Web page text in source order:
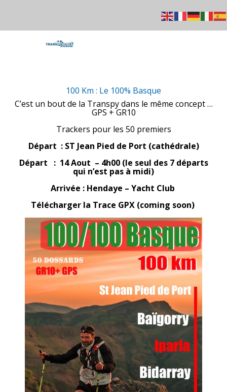
100 Km : Le 100% Basque
C’est un bout de la Transpy dans le même concept …
GPS + GR10
Trackers pour les 50 premiers
Départ : ST Jean Pied de Port (cathédrale)
Départ : 14 Aout – 4h00 (le seul des 7 départs
qui n’est pas à midi)
Arrivée : Hendaye – Yacht Club
Télécharger la Trace GPX (coming soon)